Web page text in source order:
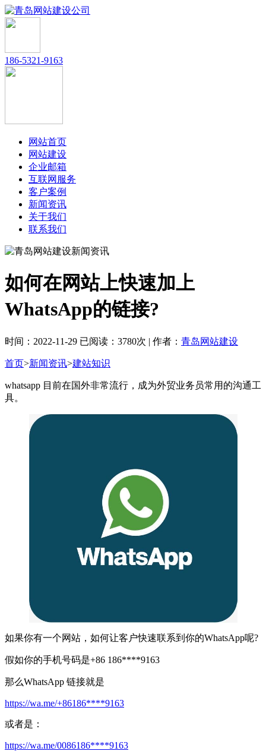
186-5321-9163
网站首页
网站建设
企业邮箱
互联网服务
客户案例
新闻资讯
关于我们
联系我们
如何在网站上快速加上
WhatsApp的链接?
时间：2022-11-29 已阅读：3780次 | 作者： 青岛网站建设
首页>新闻资讯>建站知识
whatsapp 目前在国外非常流行，成为外贸业务员常用的沟通工
具。
如果你有一个网站，如何让客户快速联系到你的WhatsApp呢?
假如你的手机号码是+86 186****9163
那么WhatsApp 链接就是
https://wa.me/+86186****9163
或者是：
https://wa.me/0086186****9163